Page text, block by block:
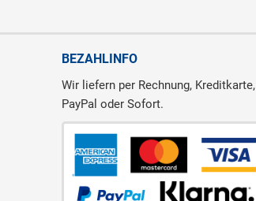
BEZAHLINFO
Wir liefern per Rechnung, Kreditkarte,
PayPal oder Sofort.